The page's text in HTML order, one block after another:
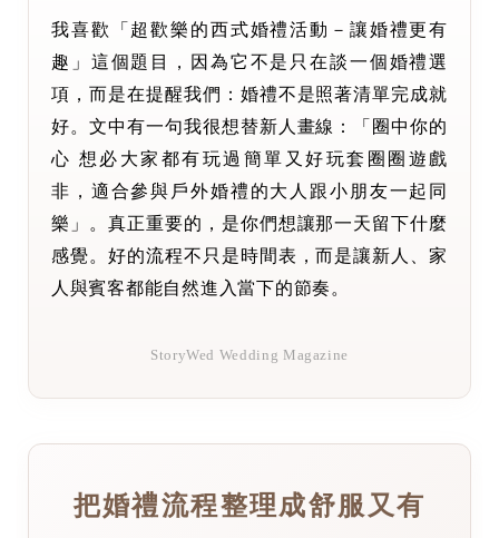
我喜歡「超歡樂的西式婚禮活動－讓婚禮更有
趣」這個題目，因為它不是只在談一個婚禮選
項，而是在提醒我們：婚禮不是照著清單完成就
好。文中有一句我很想替新人畫線：「圈中你的
心 想必大家都有玩過簡單又好玩套圈圈遊戲
非，適合參與戶外婚禮的大人跟小朋友一起同
樂」。真正重要的，是你們想讓那一天留下什麼
感覺。好的流程不只是時間表，而是讓新人、家
人與賓客都能自然進入當下的節奏。
StoryWed Wedding Magazine
把婚禮流程整理成舒服又有